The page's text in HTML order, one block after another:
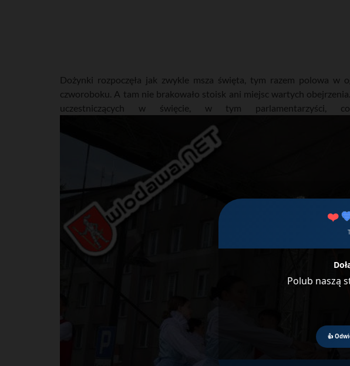
❤️
Polub naszą
👍
Dożynki rozpoczęła jak zwykle msza święta, tym razem polowa w
czworoboku. A tam nie brakowało stoisk ani miejsc wartych
uczestniczących w święcie, w tym parlamentarzyści,